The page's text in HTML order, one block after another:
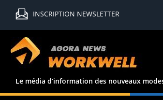
INSCRIPTION NEWSLETTER
Le média d’information des nouveaux